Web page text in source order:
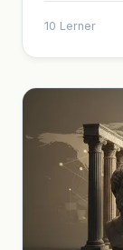
10 Lerner